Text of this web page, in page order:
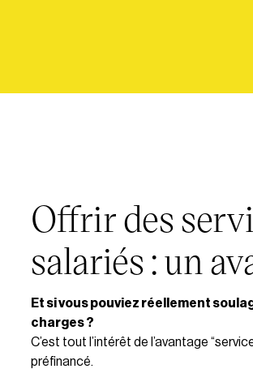
Offrir des
salariés : un
Et si vous pouviez réellement
charges ?
C’est tout l’intérêt de l’avantage
préfinancé.